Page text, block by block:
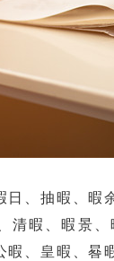
抽暇、暇余
清暇、暇景
暇、皇暇、晷